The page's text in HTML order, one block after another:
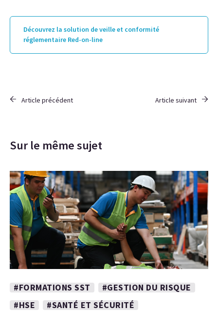
Découvrez la solution de veille et conformité
réglementaire Red-on-line
Article précédent Article suivant
Sur le même sujet
#FORMATIONS SST
#GESTION DU RISQUE
#HSE
#SANTÉ ET SÉCURITÉ